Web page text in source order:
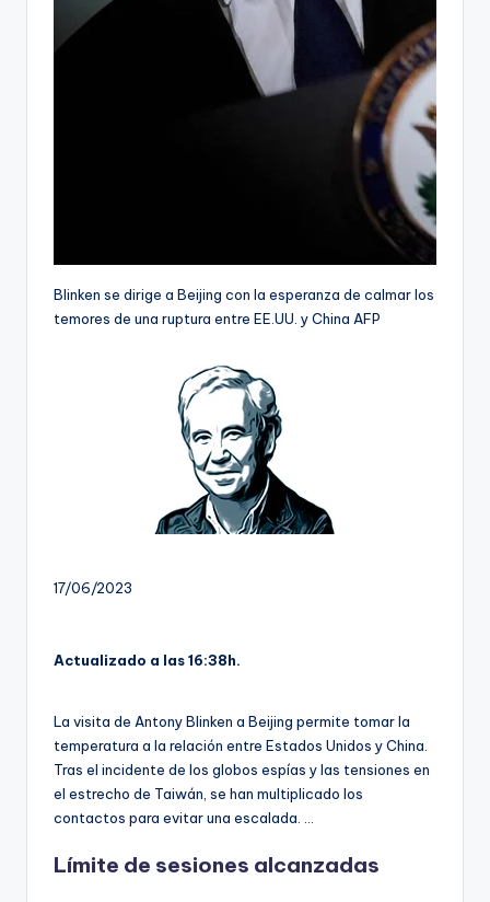
Blinken se dirige a Beijing con la esperanza de calmar los
temores de una ruptura entre EE.UU. y China AFP
17/06/2023
Actualizado a las 16:38h.
La visita de Antony Blinken a Beijing permite tomar la
temperatura a la relación entre Estados Unidos y China.
Tras el incidente de los globos espías y las tensiones en
el estrecho de Taiwán, se han multiplicado los
contactos para evitar una escalada. …
Límite de sesiones alcanzadas